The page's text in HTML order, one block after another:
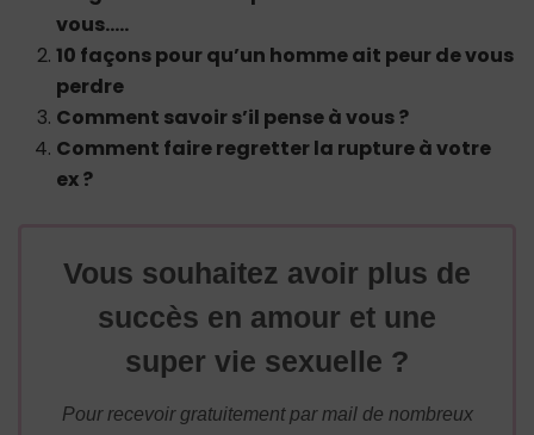
vous…..
10 façons pour qu’un homme ait peur de vous
perdre
Comment savoir s’il pense à vous ?
Comment faire regretter la rupture à votre
ex ?
Vous souhaitez avoir plus de
succès en amour et une
super vie sexuelle ?
Pour recevoir gratuitement par mail de nombreux